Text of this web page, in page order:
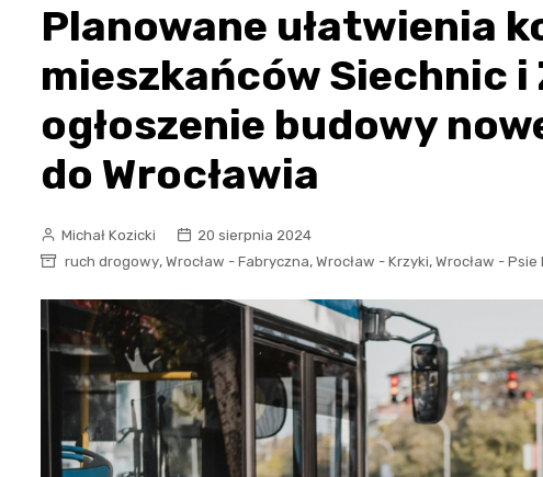
Wszystkie wpisy
we Wrocławiu
Co warto zobaczyć
Wrocławiu?
Planowane ułatwienia
mieszkańców Siechnic i
ogłoszenie budowy
do Wrocławia
Michał Kozicki
20 sierpnia 2024
ruch drogowy, Wrocław - Fabryczna, Wrocław - Krzyki, Wrocław - Psie